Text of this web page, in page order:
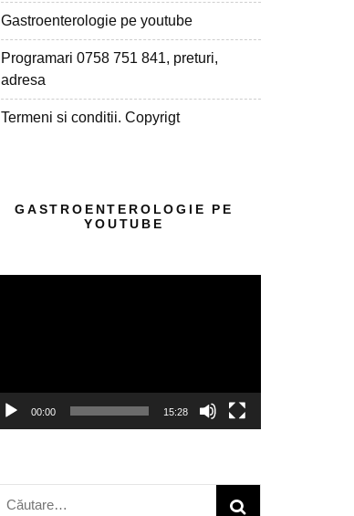
Gastroenterologie pe youtube
Programari 0758 751 841, preturi,
adresa
Termeni si conditii. Copyrigt
GASTROENTEROLOGIE PE
YOUTUBE
00:00 15:28
Caută